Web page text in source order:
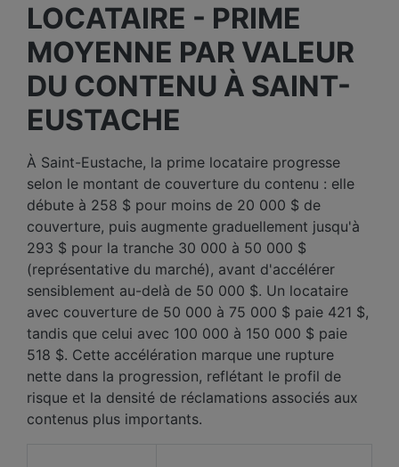
LOCATAIRE - PRIME
MOYENNE PAR VALEUR
DU CONTENU À SAINT-
EUSTACHE
À Saint-Eustache, la prime locataire progresse
selon le montant de couverture du contenu : elle
débute à 258 $ pour moins de 20 000 $ de
couverture, puis augmente graduellement jusqu'à
293 $ pour la tranche 30 000 à 50 000 $
(représentative du marché), avant d'accélérer
sensiblement au-delà de 50 000 $. Un locataire
avec couverture de 50 000 à 75 000 $ paie 421 $,
tandis que celui avec 100 000 à 150 000 $ paie
518 $. Cette accélération marque une rupture
nette dans la progression, reflétant le profil de
risque et la densité de réclamations associés aux
contenus plus importants.